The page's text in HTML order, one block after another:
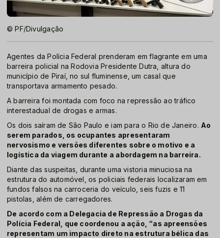
© PF/Divulgação
Agentes da Polícia Federal prenderam em flagrante em uma
barreira policial na Rodovia Presidente Dutra, altura do
município de Piraí, no sul fluminense, um casal que
transportava armamento pesado.
A barreira foi montada com foco na repressão ao tráfico
interestadual de drogas e armas.
Os dois saíram de São Paulo e iam para o Rio de Janeiro. Ao
serem parados, os ocupantes apresentaram
nervosismo e versões diferentes sobre o motivo e a
logística da viagem durante a abordagem na barreira.
Diante das suspeitas, durante uma vistoria minuciosa na
estrutura do automóvel, os policiais federais localizaram em
fundos falsos na carroceria do veículo, seis fuzis e 11
pistolas, além de carregadores.
De acordo com a Delegacia de Repressão a Drogas da
Polícia Federal, que coordenou a ação, “as apreensões
representam um impacto direto na estrutura bélica das